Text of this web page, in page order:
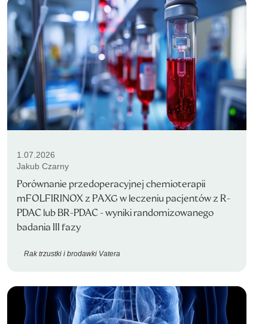
1.07.2026
Jakub Czarny
Porównanie przedoperacyjnej chemioterapii
mFOLFIRINOX z PAXG w leczeniu pacjentów z R-
PDAC lub BR-PDAC - wyniki randomizowanego
badania III fazy
Rak trzustki i brodawki Vatera